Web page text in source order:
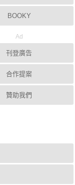
BOOKY
Ad
刊登廣告
合作提案
贊助我們